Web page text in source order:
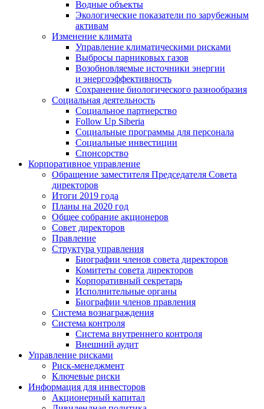
Водные объекты
Экологические показатели по зарубежным
активам
Изменение климата
Управление климатическими рисками
Выбросы парниковых газов
Возобновляемые источники энергии
и энергоэффективность
Сохранение биологического разнообразия
Социальная деятельность
Социальное партнерство
Follow Up Siberia
Социальные программы для персонала
Социальные инвестиции
Спонсорство
Корпоративное управление
Обращение заместителя Председателя Совета
директоров
Итоги 2019 года
Планы на 2020 год
Общее собрание акционеров
Совет директоров
Правление
Структура управления
Биографии членов совета директоров
Комитеты совета директоров
Корпоративный секретарь
Исполнительные органы
Биографии членов правления
Система вознаграждения
Система контроля
Система внутреннего контроля
Внешний аудит
Управление рисками
Риск-менеджмент
Ключевые риски
Информация для инвесторов
Акционерный капитал